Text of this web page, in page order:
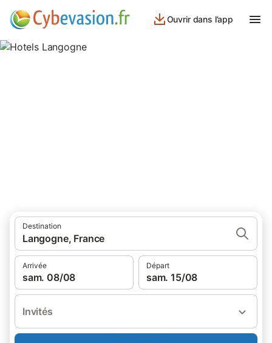
Ouvrir dans l’app
Destination
Langogne, France
Arrivée
sam. 08/08
Départ
sam. 15/08
Invités